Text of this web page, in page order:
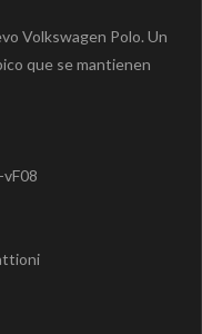
Volkswagen Polo. Un
que se mantienen